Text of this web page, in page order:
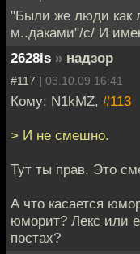
"Были же люди как
м..даками"/с/ И
2628is » надзор
#117 | 03.10.09 16:41
Кому: N1kMZ, #113
> И не смешно.
Тут ты прав. Это
А что касается
юморит? Лекс или
постах?